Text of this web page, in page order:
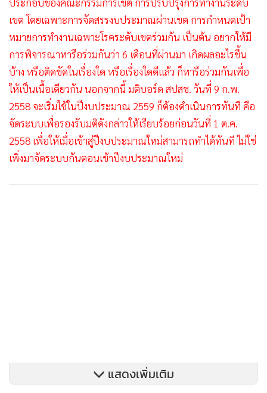
เขต โดยเฉพาะการจัดสรรงบประมาณผ่านเขต การกำหนดเป้า
หมายการทำงานเฉพาะโรคระดับเขตร่วมกัน​ เป็นต้น อยากให้มี
การพิจารณาหารือร่วมกันว่า 6 เดือนที่ผ่านมา เกิดผลอะไรขึ้น
บ้าง หรือติดขัดในเรื่องใด หรือเรื่องใดดีแล้ว ก็หารือร่วมกันเพื่อ
ให้เป็นเนื้อเดียวกัน นอกจากนี้ มติบอร์ด สปสช. วันที่ 9 ก.พ.
2558 จะเริ่มใช้ในปีงบประมาณ 2559 ก็ต้องดำเนินการทันที คือ
จัดระบบเพื่อรองรับมติดังกล่าวให้เรียบร้อยก่อนวันที่ 1 ต.ค.
2558 เพื่อให้เมื่อเข้าสู่ปีงบประมาณใหม่สามารถทำได้ทันที ไม่ใช่
เพิ่งมาจัดระบบกันตอนเข้าปีงบประมาณใหม่
แสดงเพิ่มเติม